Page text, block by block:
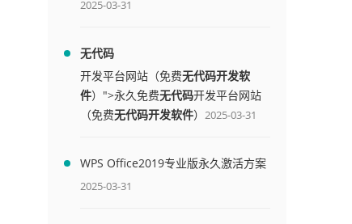
2025-03-31
无代码
开发平台网站（免费无代码开发软
件）">永久免费无代码开发平台网站
（免费无代码开发软件） 2025-03-31
WPS Office2019专业版永久激活方案
(附终身授权序列号)
2025-03-31